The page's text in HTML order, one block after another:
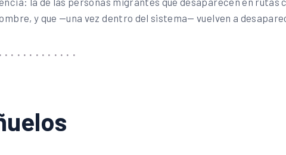
y que —una vez dentro del sistema— vuelven a